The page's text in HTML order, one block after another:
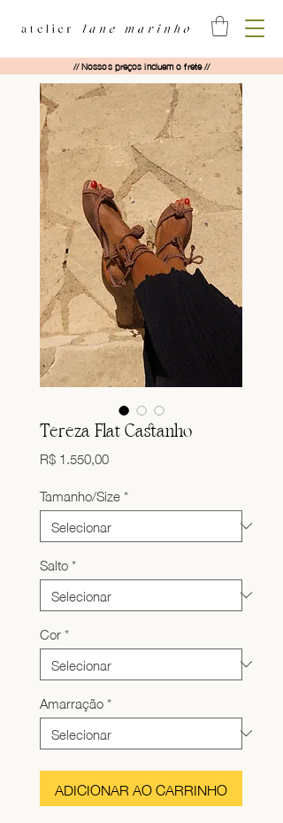
// Nossos preços incluem o frete //
Tereza Flat Castanho
R$ 1.550,00Preço
Tamanho/Size*
Salto*
Cor*
Amarração*
ADICIONAR AO CARRINHO